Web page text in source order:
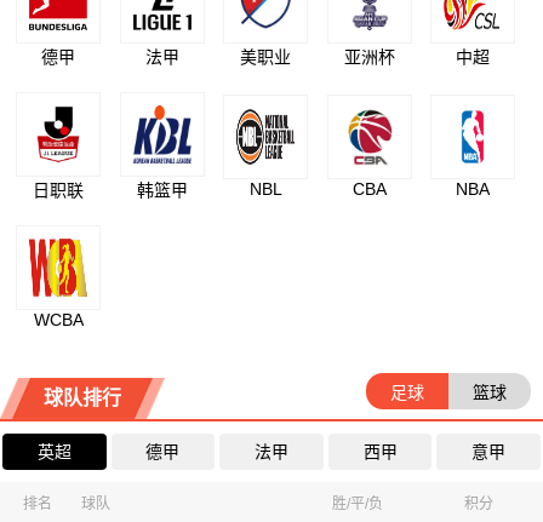
德甲 法甲 美职业 亚洲杯 中超
日职联 韩篮甲 NBL CBA NBA
WCBA
球队排行 足球 篮球
英超 德甲 法甲 西甲 意甲
排名 球队 胜/平/负 积分